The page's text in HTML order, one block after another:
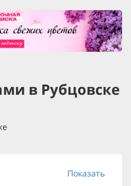
в Рубцовске
Показать